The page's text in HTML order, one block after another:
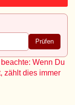
Prüfen
Wenn Du
zählt dies immer